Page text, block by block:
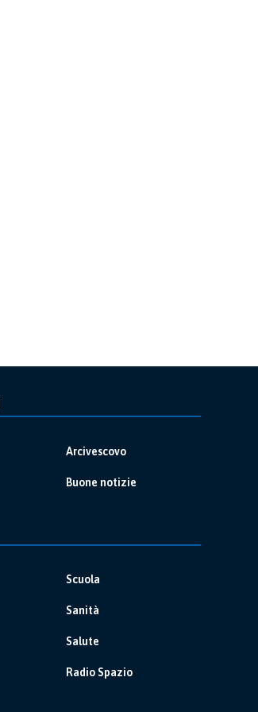
Arcivescovo
Buone notizie
Scuola
Sanità
Salute
Radio Spazio